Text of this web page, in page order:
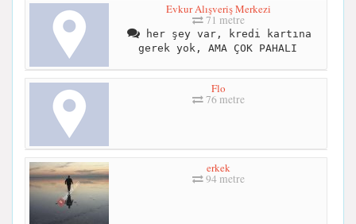
Evkur Alışveriş Merkezi
71 metre
her şey var, kredi kartına
gerek yok, AMA ÇOK PAHALI
Flo
76 metre
erkek
94 metre